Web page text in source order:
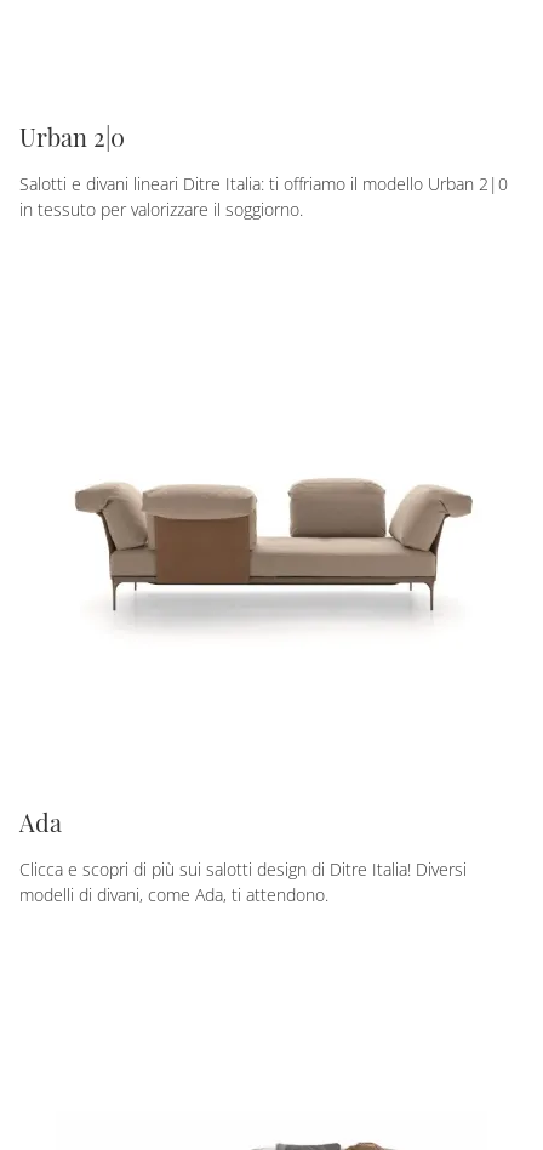
Urban 2|0
Salotti e divani lineari Ditre Italia: ti offriamo il modello Urban 2|0
in tessuto per valorizzare il soggiorno.
Ada
Clicca e scopri di più sui salotti design di Ditre Italia! Diversi
modelli di divani, come Ada, ti attendono.